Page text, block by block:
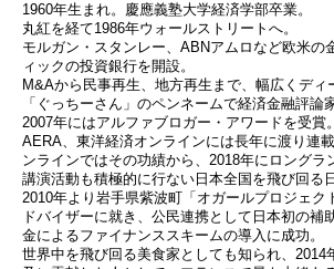
1960年生まれ。慶應義塾大学経済学部卒業。
丸紅を経て1986年ウォールストリートへ。
モルガン・スタンレー、ABNアムロなど欧米の
ィックの投資銀行を開設。
M&Aから民事再生、地方再生まで、幅広くディ
「ぐっちーさん」のペンネームで経済金融評論
2007年にはアルファブロガー・アワードを受賞。
AERA、東洋経済オンラインには長年に渡り連
ンラインではその功績から、2018年にロングラ
講演活動も積極的に行ない日本全国を飛び回る
2010年より岩手県紫波町「オガールプロジェク
ドバイザーに就き、公民連携として日本初の補
金によるファイナンススキームの導入に成功。
世界中を飛び回る美食家としても知られ、2014